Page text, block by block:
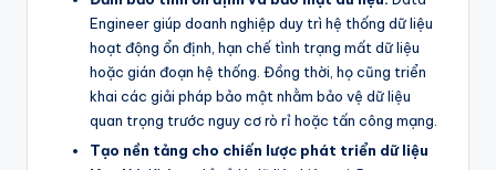
Engineer giúp doanh nghiệp duy trì hệ thống dữ liệu
hoạt động ổn định, hạn chế tình trạng mất dữ liệu
hoặc gián đoạn hệ thống. Đồng thời, họ cũng triển
khai các giải pháp bảo mật nhằm bảo vệ dữ liệu
quan trọng trước nguy cơ rò rỉ hoặc tấn công mạng.
Tạo nền tảng cho chiến lược phát triển dữ liệu